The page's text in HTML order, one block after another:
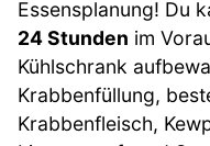
Essensplanung! Du
24 Stunden im
Kühlschrank
Krabbenfüllung,
Krabbenfleisch,